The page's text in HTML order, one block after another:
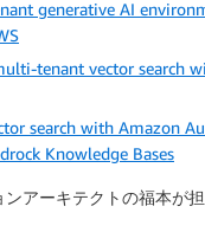
generative AI
tenant vector search
search with Amazon
Knowledge Bases
アーキテクトの福本が